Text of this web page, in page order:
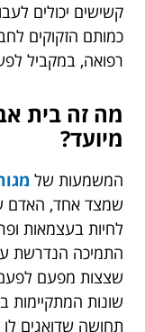
קשישים יכולים
כמותם הזקוקים
רפואה, במקביל
מה זה בית
מיועד?
המשמעות של
שמצד אחד, האדם
לחיות בעצמאות
התמיכה הנדרשת
שצצות מפעם לפעם
שונות
תחושה שדואגים לו